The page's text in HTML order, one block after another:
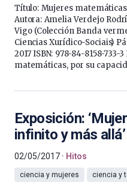
Título: Mujeres
Autora: Amelia Verdejo
Vigo (Colección Banda
Ciencias Xurídico-Sociais)
2017 ISBN: 978-84-8158-
matemáticas, por su
Exposición:
infinito y más allá’
02/05/2017 Hitos
ciencia y mujeres ciencia y